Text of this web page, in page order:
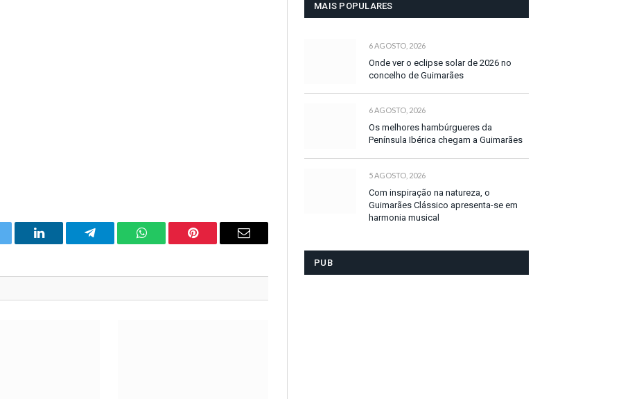
LinkedIn Telegram WhatsAppPinterest Email
MAIS POPULARES
6 AGOSTO, 2026
Onde ver o eclipse solar de 2026 no
concelho de Guimarães
6 AGOSTO, 2026
Os melhores hambúrgueres da
Península Ibérica chegam a Guimarães
5 AGOSTO, 2026
Com inspiração na natureza, o
Guimarães Clássico apresenta-se em
harmonia musical
PUB